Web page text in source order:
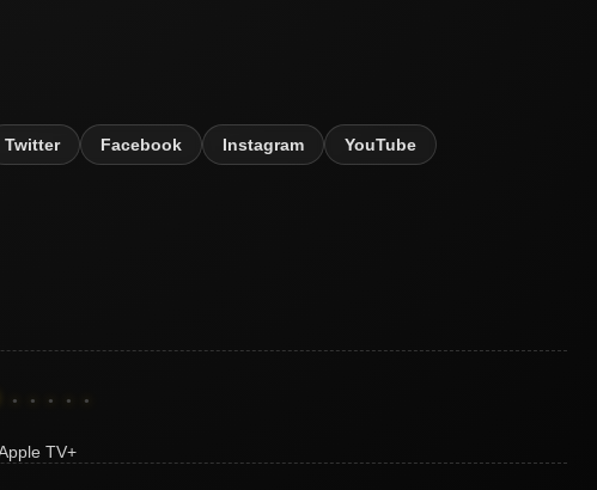
Twitter Facebook Instagram YouTube